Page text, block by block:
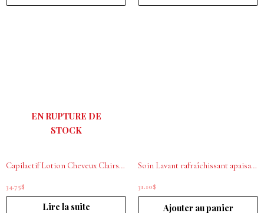
EN RUPTURE DE
STOCK
Capilactif Lotion Cheveux Clairsemés 100 ml
34.75$
Lire la suite
Soin Lavant rafraîchissant apaisant Capilactif 200 ml
31.10$
Ajouter au panier